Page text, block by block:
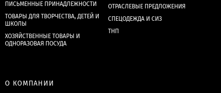
ПИСЬМЕННЫЕ ПРИНАДЛЕЖНОСТИ
ТОВАРЫ ДЛЯ ТВОРЧЕСТВА, ДЕТЕЙ И
ШКОЛЫ
ХОЗЯЙСТВЕННЫЕ ТОВАРЫ И
ОДНОРАЗОВАЯ ПОСУДА
ОТРАСЛЕВЫЕ ПРЕДЛОЖЕНИЯ
СПЕЦОДЕЖДА И СИЗ
ТНП
О КОМПАНИИ